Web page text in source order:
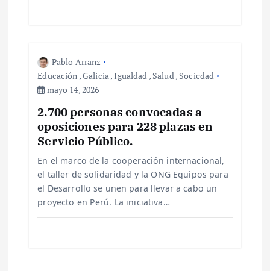
Pablo Arranz
Educación ,Galicia ,Igualdad , Salud , Sociedad
mayo 14, 2026
2.700 personas convocadas a
oposiciones para 228 plazas en
Servicio Público.
En el marco de la cooperación internacional,
el taller de solidaridad y la ONG Equipos para
el Desarrollo se unen para llevar a cabo un
proyecto en Perú. La iniciativa…